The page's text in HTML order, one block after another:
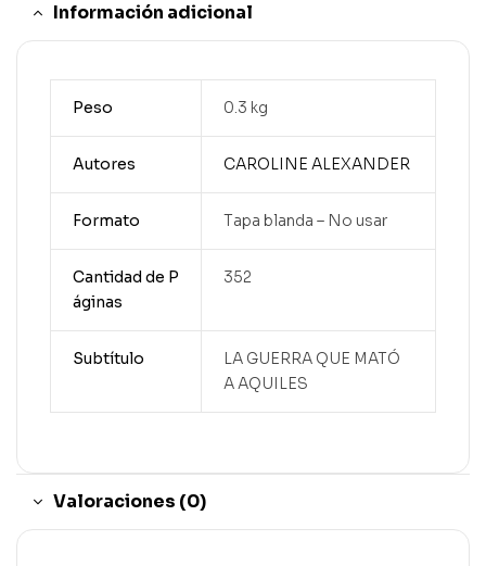
Información adicional
Peso 0.3 kg
Autores CAROLINE ALEXANDER
Formato Tapa blanda – No usar
Cantidad de P
áginas
352
Subtítulo
LA GUERRA QUE MATÓ
A AQUILES
Valoraciones (0)